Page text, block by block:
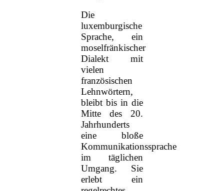
Die
luxemburgische
Sprache, ein
moselfränkischer
Dialekt mit
vielen
französischen
Lehnwörtern,
bleibt bis in die
Mitte des 20.
Jahrhunderts
eine bloße
Kommunikationssprache
im täglichen
Umgang. Sie
erlebt ein